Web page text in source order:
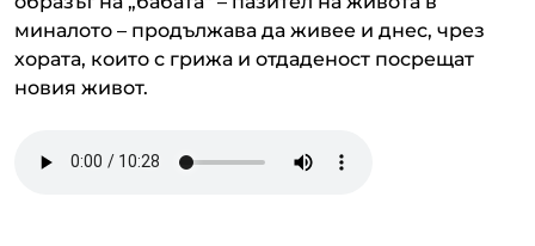
миналото – продължава да живее и днес, чрез
хората, които с грижа и отдаденост посрещат
новия живот.